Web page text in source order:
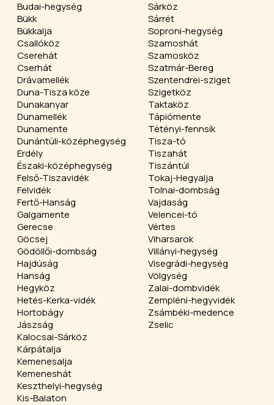
Budai-hegység
Bükk
Bükkalja
Csallóköz
Cserehát
Cserhát
Drávamellék
Duna-Tisza köze
Dunakanyar
Dunamellék
Dunamente
Dunántúli-középhegység
Erdély
Északi-középhegység
Felső-Tiszavidék
Felvidék
Fertő-Hanság
Galgamente
Gerecse
Göcsej
Gödöllői-dombság
Hajdúság
Hanság
Hegyköz
Hetés-Kerka-vidék
Hortobágy
Jászság
Kalocsai-Sárköz
Kárpátalja
Kemenesalja
Kemeneshát
Keszthelyi-hegység
Kis-Balaton
Sárköz
Sárrét
Soproni-hegység
Szamoshát
Szamosköz
Szatmár-Bereg
Szentendrei-sziget
Szigetköz
Taktaköz
Tápiómente
Tétényi-fennsík
Tisza-tó
Tiszahát
Tiszántúl
Tokaj-Hegyalja
Tolnai-dombság
Vajdaság
Velencei-tó
Vértes
Viharsarok
Villányi-hegység
Visegrádi-hegység
Völgység
Zalai-dombvidék
Zempléni-hegyvidék
Zsámbéki-medence
Zselic